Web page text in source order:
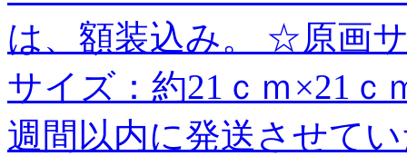
は、額装込み。 ☆原画
サイズ：約21ｃｍ×21
週間以内に発送させて